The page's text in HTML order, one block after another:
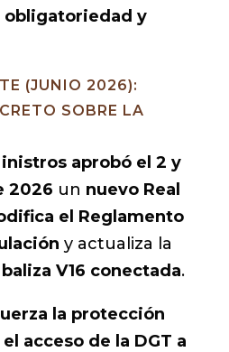
obligatoriedad y
(JUNIO 2026):
SOBRE LA
aprobó el 2 y
2026 un nuevo Real
el Reglamento
y actualiza la
baliza V16 conectada.
la protección
acceso de la DGT a